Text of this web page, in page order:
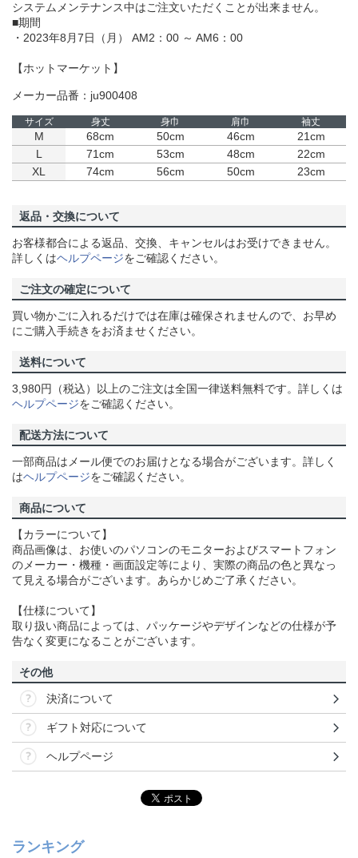
システムメンテナンス中はご注文いただくことが出来ません。
■期間
・2023年8月7日（月） AM2：00 ～ AM6：00
【ホットマーケット】
メーカー品番：ju900408
サイズ 身丈 身巾 肩巾 袖丈
M 68cm 50cm 46cm
21cm
L
71cm 53cm 48cm
22cm
XL
74cm 56cm 50cm 23cm
返品・交換について
お客様都合による返品、交換、キャンセルはお受けできません。
詳しくはヘルプページをご確認ください。
ご注文の確定について
買い物かごに入れるだけでは在庫は確保されませんので、お早め
にご購入手続きをお済ませください。
送料について
3,980円（税込）以上のご注文は全国一律送料無料です。詳しくは
ヘルプページをご確認ください。
配送方法について
一部商品はメール便でのお届けとなる場合がございます。詳しく
はヘルプページをご確認ください。
商品について
【カラーについて】
商品画像は、お使いのパソコンのモニターおよびスマートフォン
のメーカー・機種・画面設定等により、実際の商品の色と異なっ
て見える場合がございます。あらかじめご了承ください。
【仕様について】
取り扱い商品によっては、パッケージやデザインなどの仕様が予
告なく変更になることがございます。
その他
決済について
ギフト対応について
ヘルプページ
ランキング